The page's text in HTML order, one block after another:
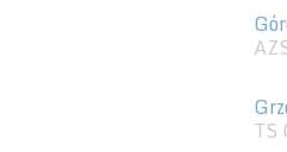
TS